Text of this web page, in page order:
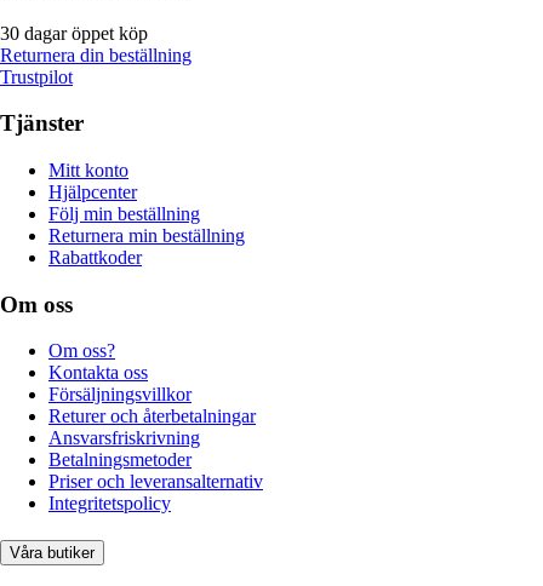
30 dagar öppet köp
Returnera din beställning
Trustpilot
Tjänster
Mitt konto
Hjälpcenter
Följ min beställning
Returnera min beställning
Rabattkoder
Om oss
Om oss?
Kontakta oss
Försäljningsvillkor
Returer och återbetalningar
Ansvarsfriskrivning
Betalningsmetoder
Priser och leveransalternativ
Integritetspolicy
Våra butiker